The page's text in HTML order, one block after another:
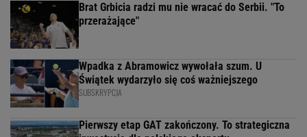
Brat Grbicia radzi mu nie wracać do Serbii. "To
przerażające"
Wpadka z Abramowicz wywołała szum. U
Świątek wydarzyło się coś ważniejszego
SUBSKRYPCJA
Pierwszy etap GAT zakończony. To strategiczna